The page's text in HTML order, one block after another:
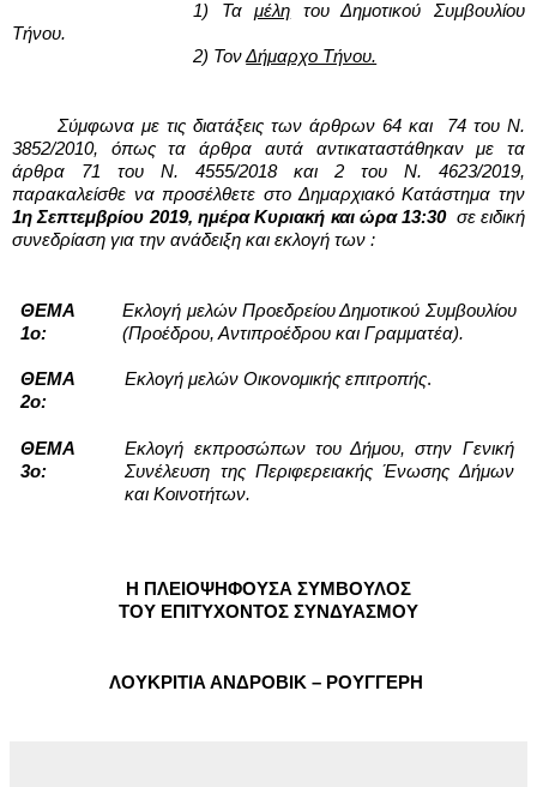
1) Τα μέλη του Δημοτικού Συμβουλίου
Τήνου.
2) Τον Δήμαρχο Τήνου.
Σύμφωνα με τις διατάξεις των άρθρων 64 και  74 του Ν.
3852/2010, όπως τα άρθρα αυτά αντικαταστάθηκαν με τα
άρθρα 71 του Ν. 4555/2018 και 2 του Ν. 4623/2019,
1η Σεπτεμβρίου 2019, ημέρα Κυριακή και ώρα 13:30 σε ειδική
συνεδρίαση για την ανάδειξη και εκλογή των :
ΘΕΜΑ
1ο:
Εκλογή μελών Προεδρείου Δημοτικού Συμβουλίου
(Προέδρου, Αντιπροέδρου και Γραμματέα).
ΘΕΜΑ
2ο:
Εκλογή μελών Οικονομικής επιτροπής.
ΘΕΜΑ
3ο:
Εκλογή εκπροσώπων του Δήμου, στην Γενική
Συνέλευση της Περιφερειακής Ένωσης Δήμων
και Κοινοτήτων.
Η ΠΛΕΙΟΨΗΦΟΥΣΑ ΣΥΜΒΟΥΛΟΣ
ΤΟΥ ΕΠΙΤΥΧΟΝΤΟΣ ΣΥΝΔΥΑΣΜΟΥ
ΛΟΥΚΡΙΤΙΑ ΑΝΔΡΟΒΙΚ – ΡΟΥΓΓΕΡΗ